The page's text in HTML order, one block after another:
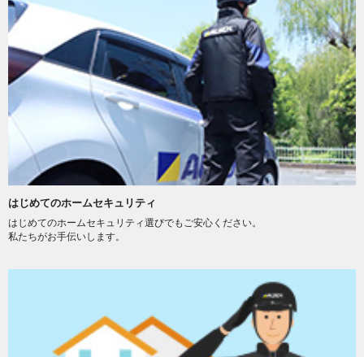
はじめてのホームセキュリティ
はじめてのホームセキュリティ選びでもご安心ください。
私たちがお手伝いします。